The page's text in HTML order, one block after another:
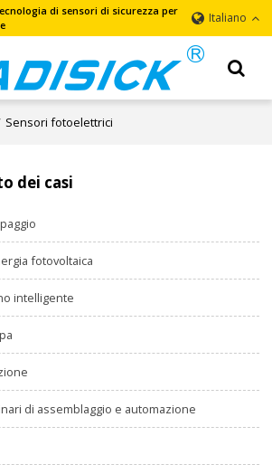
di sensori di sicurezza per
Italiano
Sensori fotoelettrici
dei casi
fotovoltaica
intelligente
di assemblaggio e automazione